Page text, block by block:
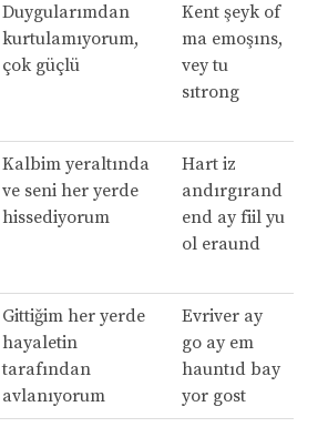
Duygularımdan
kurtulamıyorum,
çok güçlü
Kent şeyk of
ma emoşıns,
vey tu
sıtrong
Kalbim yeraltında
ve seni her yerde
hissediyorum
Hart iz
andırgırand
end ay fiil yu
ol eraund
Gittiğim her yerde
hayaletin
tarafından
avlanıyorum
Evriver ay
go ay em
hauntıd bay
yor gost